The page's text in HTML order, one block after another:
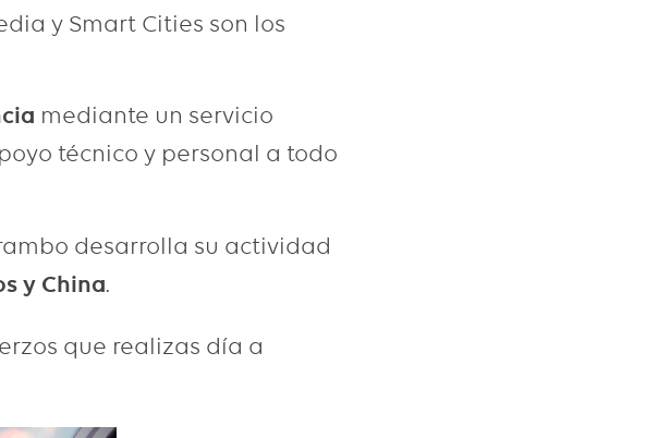
y Smart Cities son los
mediante un servicio
técnico y personal a todo
desarrolla su actividad
y China.
que realizas día a